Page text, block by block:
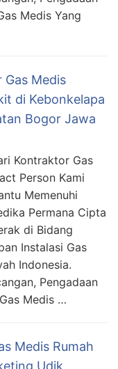
Medis Yang
Medis
di Kebonkelapa
Bogor Jawa
Kontraktor Gas
Person Kami
Memenuhi
Permana Cipta
di Bidang
Instalasi Gas
Indonesia.
Pengadaan
Medis …
Medis Rumah
Udik